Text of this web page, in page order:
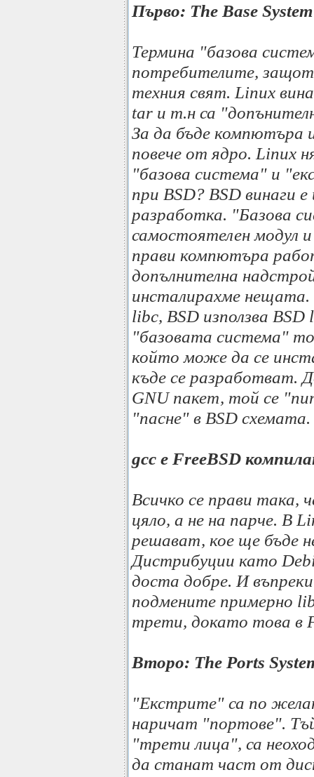
Първо: The Base System
Термина "базова
потребителите,
техния свят. Linux
tar и т.н са
За да бъде компютъра
повече от ядро. Linux
"базова система" и
при BSD? BSD винаги
разработка. "Базова
самостоятелен модул
прави компютъра
допълнителна
инсталирахме нещата.
libc, BSD използва
"базовата система"
който може да се
къде се разработват.
GNU пакет, той се
"пасне" в BSD
gcc e FreeBSD
Всичко се прави така,
цяло, а не на парче. В
решават, кое ще бъде
Дистрибуции като
доста добре. И
подмените примерно
трети, докато това в
Второ: The Ports
"Екстрите" са по
наричат "портове".
"трети лица", са
да станат част от